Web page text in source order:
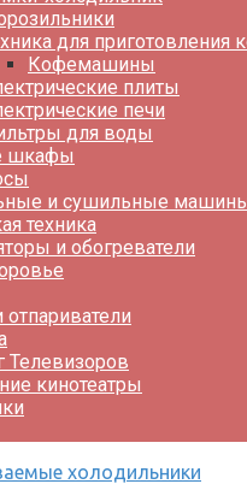
для приготовления
Кофемашины
плиты
печи
для воды
шкафы
и сушильные
техника
и обогреватели
Телевизоров
кинотеатры
холодильники